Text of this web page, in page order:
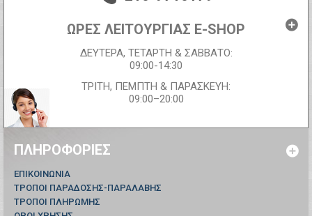
ΩΡΕΣ ΛΕΙΤΟΥΡΓΙΑΣ E-SHOP
ΔΕΥΤΕΡΑ, ΤΕΤΑΡΤΗ & ΣΑΒΒΑΤΟ:
09:00-14:30
ΤΡΙΤΗ, ΠΕΜΠΤΗ & ΠΑΡΑΣΚΕΥΗ:
09:00–20:00
ΠΛΗΡΟΦΟΡΊΕΣ
ΕΠΙΚΟΙΝΩΝΊΑ
ΤΡΟΠΟΙ ΠΑΡΑΔΟΣΗΣ-ΠΑΡΑΛΑΒΗΣ
ΤΡΟΠΟΙ ΠΛΗΡΩΜΗΣ